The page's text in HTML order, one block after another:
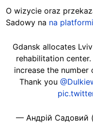
O wizycie oraz
Sadowy na na
Gdansk allocates
rehabilitation
increase the
Thank you
— Андрій Садовий